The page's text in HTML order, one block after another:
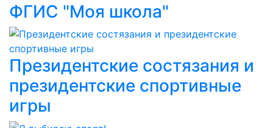
ФГИС "Моя школа"
Президентские состязания и
президентские спортивные
игры